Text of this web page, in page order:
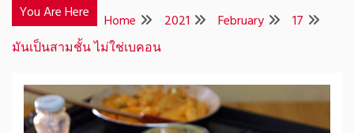
You Are Here Home 2021 February
17
มันเป็นสามชั้น ไม่ใช่เบคอน